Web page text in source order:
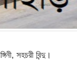
সহচরী বিন্দু।